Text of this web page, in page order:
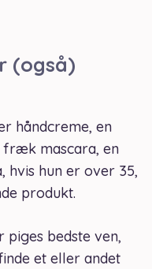
(også)
håndcreme, en
fræk mascara, en
hvis hun er over 35,
produkt.
piges bedste ven,
et eller andet